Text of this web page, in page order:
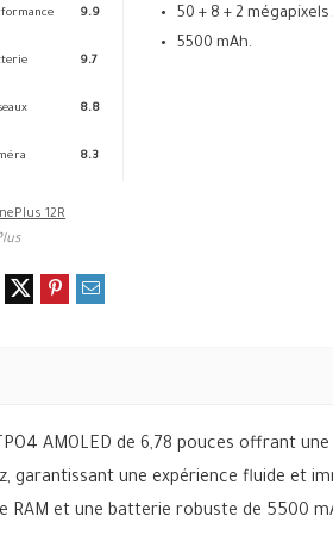
9.9
9.7
8.8
8.3
50 + 8 + 2
5500 mAh.
AMOLED de 6,78 pouces offrant
garantissant une expérience fluide et
RAM et une batterie robuste de 5500